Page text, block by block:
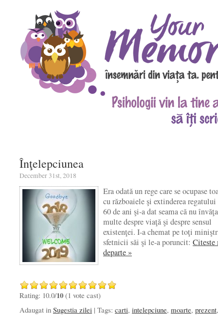
Înţelepciunea
December 31st, 2018
Era odată un rege care se ocupase
cu războaiele şi extinderea regatului
60 de ani şi-a dat seama că nu
multe despre viaţă şi despre sensul
existenţei. I-a chemat pe toţi
sfetnicii săi şi le-a poruncit: Citeste
departe »
Rating: 10.0/10 (1 vote cast)
Adaugat in Sugestia zilei | Tags: carti, intelepciune, moarte, prezent